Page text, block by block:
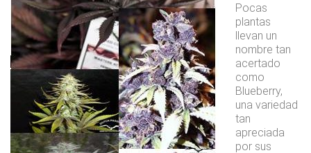
Pocas
plantas
llevan un
nombre tan
acertado
como
Blueberry,
una variedad
tan
apreciada
por sus